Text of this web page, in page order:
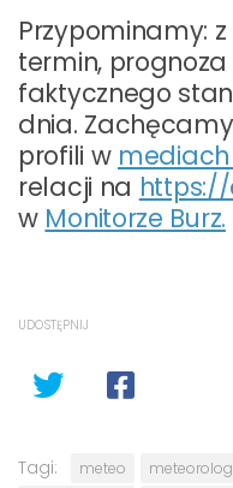
Przypominamy:
termin,
faktycznego
dnia.
profili w mediach
relacji na
w Monitorze Burz.
UDOSTĘPNIJ
Tagi: meteo